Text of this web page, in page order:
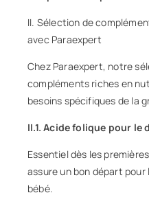
II. Sélection de
avec Paraexpert
Chez Paraexpert, notre
compléments riches en
besoins spécifiques de la
II.1. Acide folique pour
Essentiel dès les
assure un bon départ
bébé.